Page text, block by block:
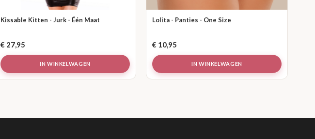
Kissable Kitten - Jurk - Één Maat
€ 27,95
IN WINKELWAGEN
Lolita - Panties - One Size
€ 10,95
IN WINKELWAGEN